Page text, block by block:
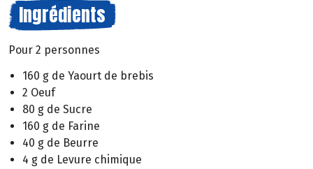
Ingrédients
Pour 2 personnes
160 g de Yaourt de brebis
2 Oeuf
80 g de Sucre
160 g de Farine
40 g de Beurre
4 g de Levure chimique